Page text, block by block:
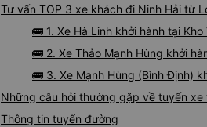
Tư vấn TOP 3 xe khách đi Ninh Hải từ
🚌 1. Xe Hà Linh khởi hành tại
🚌 2. Xe Thảo Mạnh Hùng khởi
🚌 3. Xe Mạnh Hùng (Bình Định)
Những câu hỏi thường gặp về tuyến xe
Thông tin tuyến đường